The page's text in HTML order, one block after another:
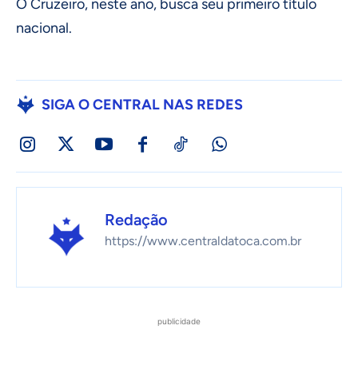
O Cruzeiro, neste ano, busca seu primeiro título
nacional.
SIGA O CENTRAL NAS REDES
Redação
https://www.centraldatoca.com.br
publicidade